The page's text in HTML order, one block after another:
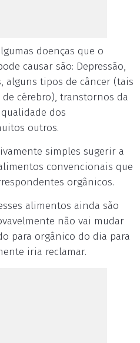
doenças que o
causar são: Depressão,
alguns tipos de câncer (tais
cérebro), transtornos da
dos
outros.
simples sugerir a
convencionais que
orgânicos.
alimentos ainda são
não vai mudar
para orgânico do dia para
iria reclamar.